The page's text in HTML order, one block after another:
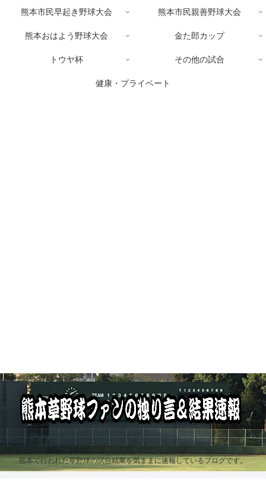
熊本で行われた草野球の試合結果を気ままに速報しているブログです。
熊本市民早起き野球大会 熊本市民親善野球大会
熊本おはよう野球大会 金た郎カップ
トウヤ杯 その他の試合
健康・プライベート